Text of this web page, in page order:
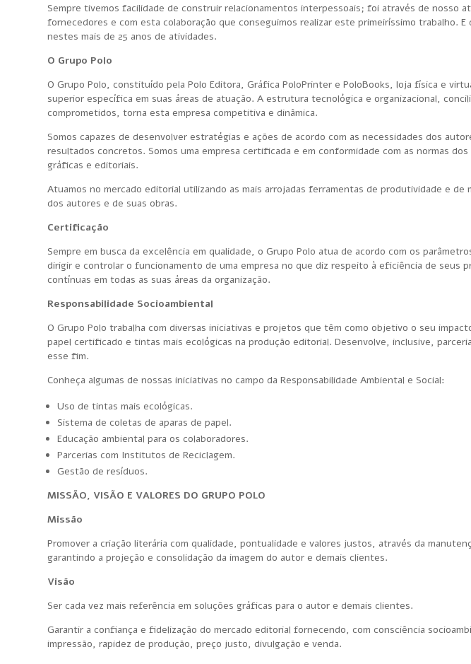
Sempre tivemos facilidade de construir relacionamentos interpessoais; foi através de nosso
fornecedores e com esta colaboração que conseguimos realizar este primeiríssimo trabalho.
nestes mais de 25 anos de atividades.
O Grupo Polo
O Grupo Polo, constituído pela Polo Editora, Gráfica PoloPrinter e PoloBooks, loja física e
superior específica em suas áreas de atuação. A estrutura tecnológica e organizacional,
comprometidos, torna esta empresa competitiva e dinâmica.
Somos capazes de desenvolver estratégias e ações de acordo com as necessidades dos
resultados concretos. Somos uma empresa certificada e em conformidade com as normas
gráficas e editoriais.
Atuamos no mercado editorial utilizando as mais arrojadas ferramentas de produtividade e de
dos autores e de suas obras.
Certificação
Sempre em busca da excelência em qualidade, o Grupo Polo atua de acordo com os
dirigir e controlar o funcionamento de uma empresa no que diz respeito à eficiência de seus
contínuas em todas as suas áreas da organização.
Responsabilidade Socioambiental
O Grupo Polo trabalha com diversas iniciativas e projetos que têm como objetivo o seu
papel certificado e tintas mais ecológicas na produção editorial. Desenvolve, inclusive,
esse fim.
Conheça algumas de nossas iniciativas no campo da Responsabilidade Ambiental e Social:
Uso de tintas mais ecológicas.
Sistema de coletas de aparas de papel.
Educação ambiental para os colaboradores.
Parcerias com Institutos de Reciclagem.
Gestão de resíduos.
MISSÃO, VISÃO E VALORES DO GRUPO POLO
Missão
Promover a criação literária com qualidade, pontualidade e valores justos, através da
garantindo a projeção e consolidação da imagem do autor e demais clientes.
Visão
Ser cada vez mais referência em soluções gráficas para o autor e demais clientes.
Garantir a confiança e fidelização do mercado editorial fornecendo, com consciência
impressão, rapidez de produção, preço justo, divulgação e venda.